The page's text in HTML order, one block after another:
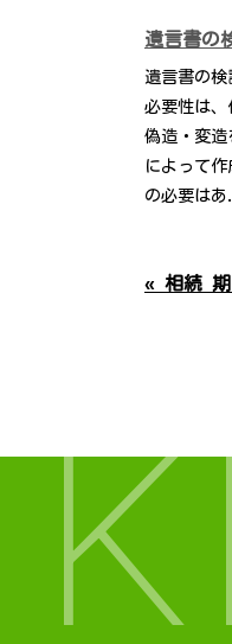
遺言書の
遺言書の
必要性は、
偽造・変造
によって
の必要は
« 相続